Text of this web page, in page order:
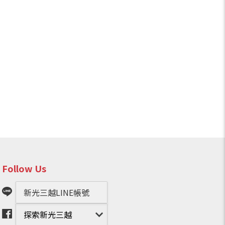
Follow Us
新光三越LINE帳號